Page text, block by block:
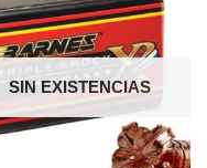
SIN EXISTENCIAS